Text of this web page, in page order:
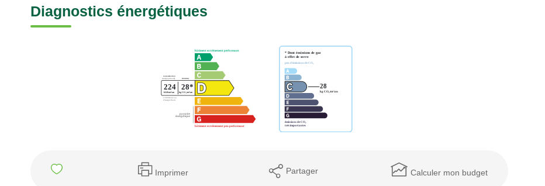
Diagnostics énergétiques
Imprimer Partager Calculer mon budget